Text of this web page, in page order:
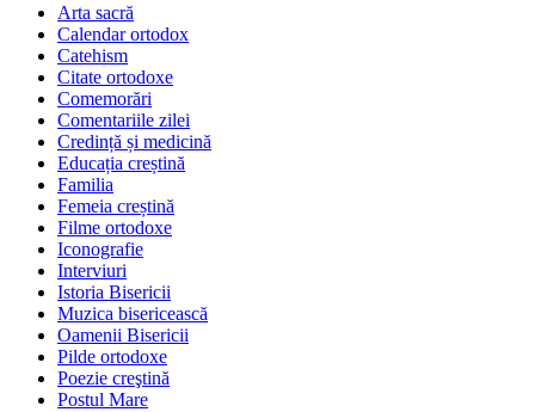
Arta sacră
Calendar ortodox
Catehism
Citate ortodoxe
Comemorări
Comentariile zilei
Credință și medicină
Educația creștină
Familia
Femeia creștină
Filme ortodoxe
Iconografie
Interviuri
Istoria Bisericii
Muzica bisericească
Oamenii Bisericii
Pilde ortodoxe
Poezie creştină
Postul Mare